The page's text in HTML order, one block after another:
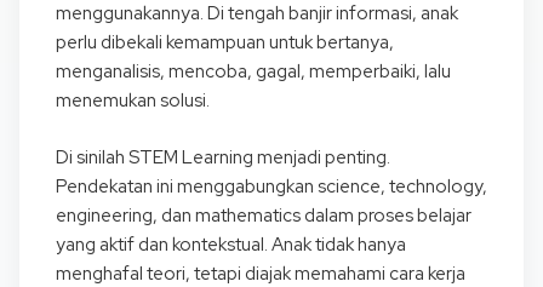
menggunakannya. Di tengah banjir informasi, anak
perlu dibekali kemampuan untuk bertanya,
menganalisis, mencoba, gagal, memperbaiki, lalu
menemukan solusi.
Di sinilah STEM Learning menjadi penting.
Pendekatan ini menggabungkan science, technology,
engineering, dan mathematics dalam proses belajar
yang aktif dan kontekstual. Anak tidak hanya
menghafal teori, tetapi diajak memahami cara kerja